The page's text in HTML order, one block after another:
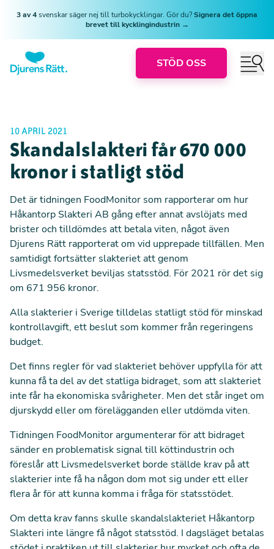
3 av 4svenskar säger nej till turbokycklingar. Gör du?Signera det öppna
brevet till kycklingindustrin →
STÖD OSS
10 APRIL 2021
Skandalslakteri får 670 000
kronor i statligt stöd
Det är tidningen FoodMonitor som rapporterar om hur
Håkantorp Slakteri AB gång efter annat avslöjats med
brister och tilldömdes att betala viten, något även
Djurens Rätt rapporterat om vid upprepade tillfällen. Men
samtidigt fortsätter slakteriet att genom
Livsmedelsverket beviljas statsstöd. För 2021 rör det sig
om 671 956 kronor.
Alla slakterier i Sverige tilldelas statligt stöd för minskad
kontrollavgift, ett beslut som kommer från regeringens
budget.
Det finns regler för vad slakteriet behöver uppfylla för att
kunna få ta del av det statliga bidraget, som att slakteriet
inte får ha ekonomiska svårigheter. Men det står inget om
djurskydd eller om förelägganden eller utdömda viten.
Tidningen FoodMonitor argumenterar för att bidraget
sänder en problematisk signal till köttindustrin och
föreslår att Livsmedelsverket borde ställde krav på att
slakterier inte få ha någon dom mot sig under ett eller
flera år för att kunna komma i fråga för statsstödet.
Om detta krav fanns skulle skandalslakteriet Håkantorp
Slakteri inte längre få något statsstöd. I dagsläget betalas